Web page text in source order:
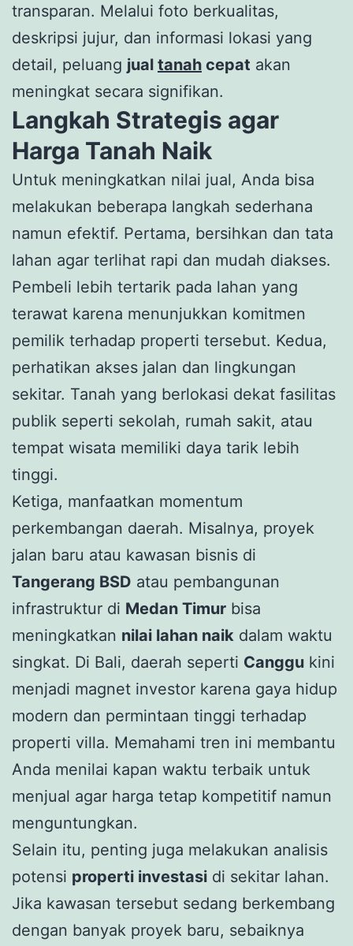
transparan. Melalui foto berkualitas,
deskripsi jujur, dan informasi lokasi yang
detail, peluang jual tanah cepat akan
meningkat secara signifikan.
Langkah Strategis agar
Harga Tanah Naik
Untuk meningkatkan nilai jual, Anda bisa
melakukan beberapa langkah sederhana
namun efektif. Pertama, bersihkan dan tata
lahan agar terlihat rapi dan mudah diakses.
Pembeli lebih tertarik pada lahan yang
terawat karena menunjukkan komitmen
pemilik terhadap properti tersebut. Kedua,
perhatikan akses jalan dan lingkungan
sekitar. Tanah yang berlokasi dekat fasilitas
publik seperti sekolah, rumah sakit, atau
tempat wisata memiliki daya tarik lebih
tinggi.
Ketiga, manfaatkan momentum
perkembangan daerah. Misalnya, proyek
jalan baru atau kawasan bisnis di
Tangerang BSD atau pembangunan
infrastruktur di Medan Timur bisa
meningkatkan nilai lahan naik dalam waktu
singkat. Di Bali, daerah seperti Canggu kini
menjadi magnet investor karena gaya hidup
modern dan permintaan tinggi terhadap
properti villa. Memahami tren ini membantu
Anda menilai kapan waktu terbaik untuk
menjual agar harga tetap kompetitif namun
menguntungkan.
Selain itu, penting juga melakukan analisis
potensi properti investasi di sekitar lahan.
Jika kawasan tersebut sedang berkembang
dengan banyak proyek baru, sebaiknya